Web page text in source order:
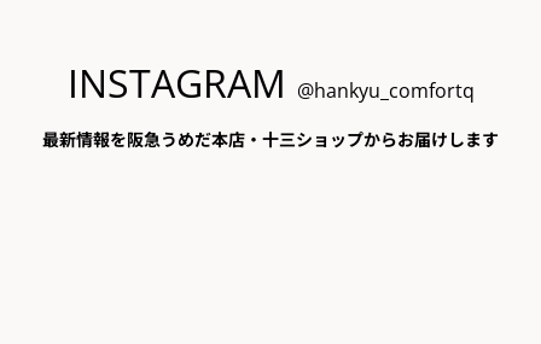
INSTAGRAM @hankyu_comfortq
最新情報を阪急うめだ本店・十三ショップからお届けします